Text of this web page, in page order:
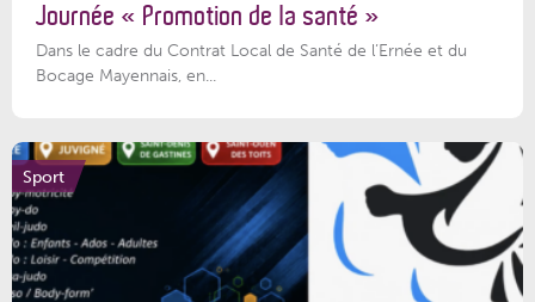
Journée « Promotion de la santé »
Dans le cadre du Contrat Local de Santé de l’Ernée et du
Bocage Mayennais, en...
Sport